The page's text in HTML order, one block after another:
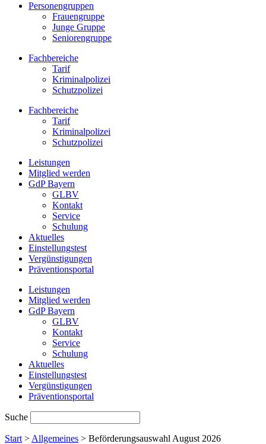
Personengruppen
Frauengruppe
Junge Gruppe
Seniorengruppe
Fachbereiche
Tarif
Kriminalpolizei
Schutzpolizei
Fachbereiche
Tarif
Kriminalpolizei
Schutzpolizei
Leistungen
Mitglied werden
GdP Bayern
GLBV
Kontakt
Service
Schulung
Aktuelles
Einstellungstest
Vergünstigungen
Präventionsportal
Leistungen
Mitglied werden
GdP Bayern
GLBV
Kontakt
Service
Schulung
Aktuelles
Einstellungstest
Vergünstigungen
Präventionsportal
Suche
Start > Allgemeines > Beförderungsauswahl August 2026